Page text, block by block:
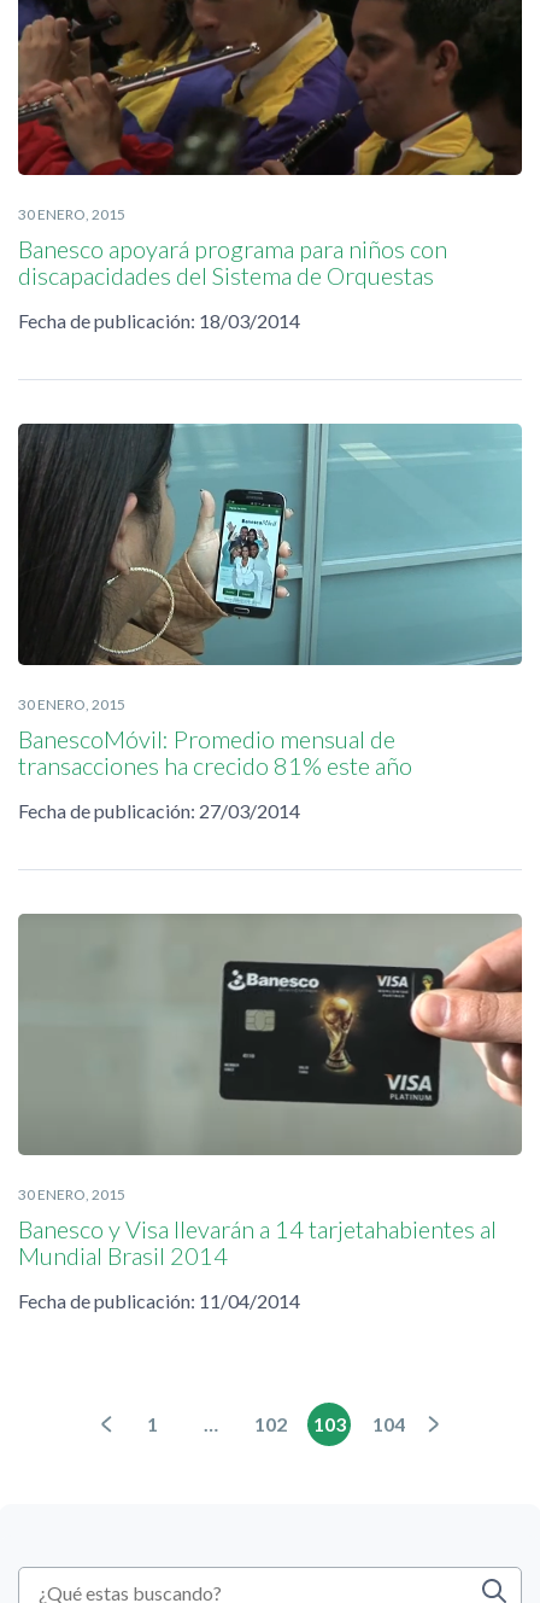
30 ENERO, 2015
Banesco apoyará programa para niños con
discapacidades del Sistema de Orquestas
Fecha de publicación: 18/03/2014
30 ENERO, 2015
BanescoMóvil: Promedio mensual de
transacciones ha crecido 81% este año
Fecha de publicación: 27/03/2014
30 ENERO, 2015
Banesco y Visa llevarán a 14 tarjetahabientes al
Mundial Brasil 2014
Fecha de publicación: 11/04/2014
1 … 102 103 104